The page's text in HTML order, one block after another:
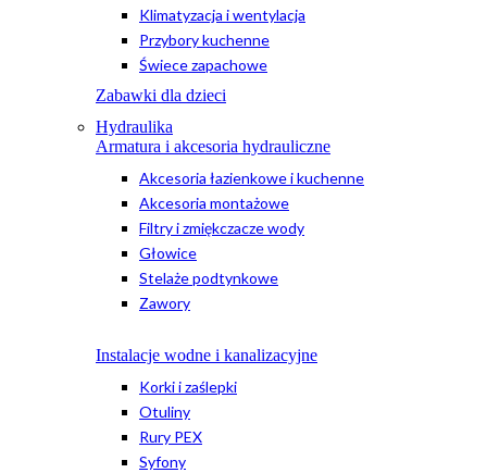
Klimatyzacja i wentylacja
Przybory kuchenne
Świece zapachowe
Zabawki dla dzieci
Hydraulika
Armatura i akcesoria hydrauliczne
Akcesoria łazienkowe i kuchenne
Akcesoria montażowe
Filtry i zmiękczacze wody
Głowice
Stelaże podtynkowe
Zawory
Instalacje wodne i kanalizacyjne
Korki i zaślepki
Otuliny
Rury PEX
Syfony